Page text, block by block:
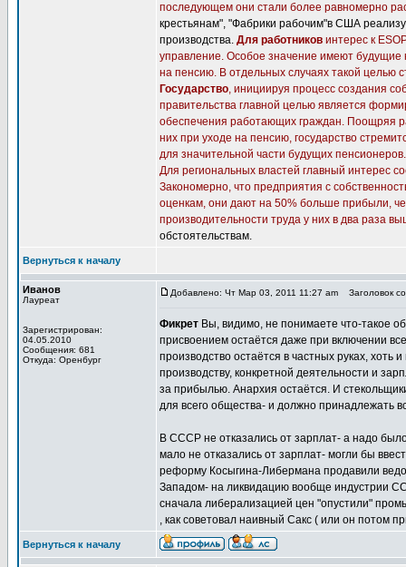
последующем они стали более равномерно
крестьянам", "Фабрики рабочим"в США
производства. Для работников интерес к
управление. Особое значение имеют
на пенсию. В отдельных случаях такой целью
Государство, инициируя процесс создания
правительства главной целью является
обеспечения работающих граждан. Поощряя
них при уходе на пенсию, государство
для значительной части будущих пенсионеров.
Для региональных властей главный интерес
Закономерно, что предприятия с
оценкам, они дают на 50% больше прибыли,
производительности труда у них в два раза
обстоятельствам.
Вернуться к началу
Иванов
Лауреат
Зарегистрирован:
04.05.2010
Сообщения: 681
Откуда: Оренбург
Добавлено: Чт Мар 03, 2011 11:27 am Заголовок
Фикрет Вы, видимо, не понимаете что-такое
присвоением остаётся даже при включении
производство остаётся в частных руках, хоть
производству, конкретной деятельности и
за прибылью. Анархия остаётся. И
для всего общества- и должно принадлежать
В СССР не отказались от зарплат- а надо
мало не отказались от зарплат- могли бы
реформу Косыгина-Либермана продавили
Западом- на ликвидацию вообще индустрии
сначала либерализацией цен "опустили"
, как советовал наивный Сакс ( или он потом
Вернуться к началу